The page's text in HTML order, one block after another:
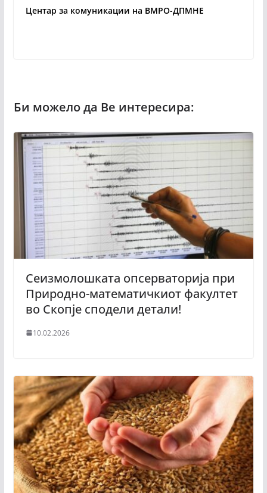
Центар за комуникации на ВМРО-ДПМНЕ
Сеизмолошката опсерваторија при
Природно-математичкиот факултет
во Скопје сподели детали!
10.02.2026